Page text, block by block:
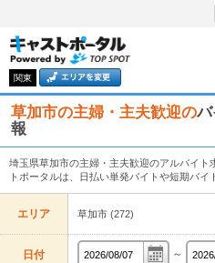
関東
草加市の主婦・主夫歓迎の
報
埼玉県草加市の主婦・主夫歓迎のアルバイト
トポータルは、日払い単発バイトや短期バイ
エリア 草加市 (272)
日付 ～